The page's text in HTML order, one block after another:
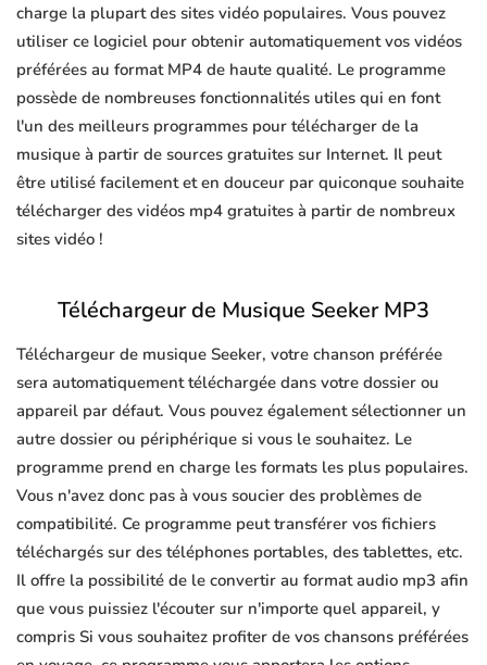
charge la plupart des sites vidéo populaires. Vous pouvez
utiliser ce logiciel pour obtenir automatiquement vos vidéos
préférées au format MP4 de haute qualité. Le programme
possède de nombreuses fonctionnalités utiles qui en font
l'un des meilleurs programmes pour télécharger de la
musique à partir de sources gratuites sur Internet. Il peut
être utilisé facilement et en douceur par quiconque souhaite
télécharger des vidéos mp4 gratuites à partir de nombreux
sites vidéo !
Téléchargeur de Musique Seeker MP3
Téléchargeur de musique Seeker, votre chanson préférée
sera automatiquement téléchargée dans votre dossier ou
appareil par défaut. Vous pouvez également sélectionner un
autre dossier ou périphérique si vous le souhaitez. Le
programme prend en charge les formats les plus populaires.
Vous n'avez donc pas à vous soucier des problèmes de
compatibilité. Ce programme peut transférer vos fichiers
téléchargés sur des téléphones portables, des tablettes, etc.
Il offre la possibilité de le convertir au format audio mp3 afin
que vous puissiez l'écouter sur n'importe quel appareil, y
compris Si vous souhaitez profiter de vos chansons préférées